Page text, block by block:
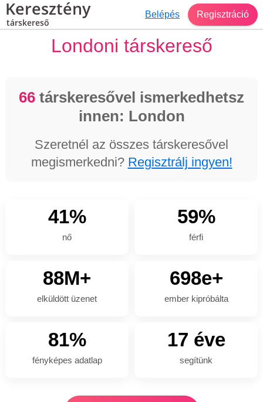
Keresztény
társkereső
Belépés Regisztráció
Londoni társkereső
66 társkeresővel ismerkedhetsz
innen: London
Szeretnél az összes társkeresővel
megismerkedni? Regisztrálj ingyen!
41%
nő
59%
férfi
88M+
elküldött üzenet
698e+
ember kipróbálta
81%
fényképes adatlap
17 éve
segítünk